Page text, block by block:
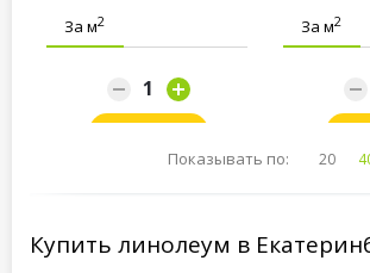
За м2
Заказать
За м2
Показывать по: 20
Купить линолеум в